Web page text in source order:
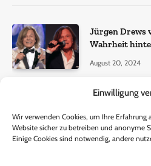
Einwilligung
Wir verwenden Cookies, um Ihre Erfahrung
Website sicher zu betreiben und anonyme
Einige Cookies sind notwendig, andere
Jürgen Drews
Wahrheit
August 20, 2024
Ralf
June 26, 2024